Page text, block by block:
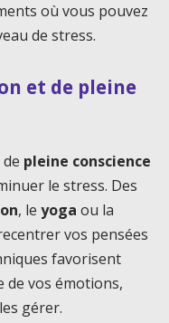
où vous pouvez
de stress.
et de pleine
pleine conscience
le stress. Des
, le yoga ou la
vos pensées
favorisent
de vos émotions,
gérer.